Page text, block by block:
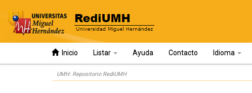
Inicio Listar Ayuda Contacto Idioma
UMH: Repositorio RediUMH